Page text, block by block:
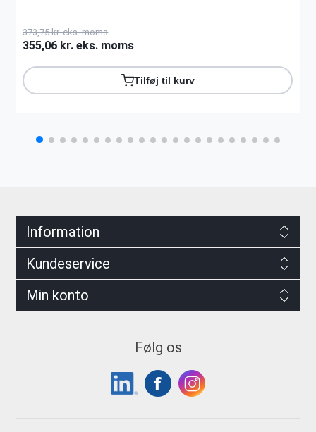
373,75 kr. eks. moms
355,06 kr. eks. moms
Tilføj til kurv
Information
Kundeservice
Min konto
Følg os